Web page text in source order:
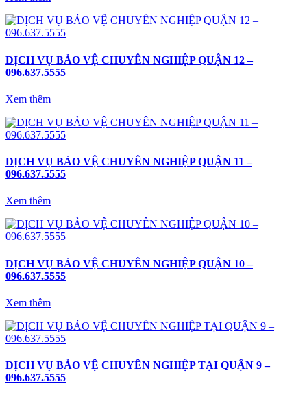
DỊCH VỤ BẢO VỆ CHUYÊN NGHIỆP QUẬN 12 –
096.637.5555
Xem thêm
DỊCH VỤ BẢO VỆ CHUYÊN NGHIỆP QUẬN 11 –
096.637.5555
Xem thêm
DỊCH VỤ BẢO VỆ CHUYÊN NGHIỆP QUẬN 10 –
096.637.5555
Xem thêm
DỊCH VỤ BẢO VỆ CHUYÊN NGHIỆP TẠI QUẬN 9 –
096.637.5555